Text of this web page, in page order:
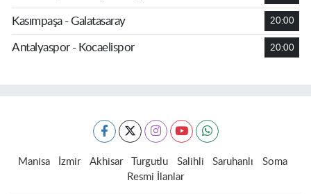
Kasımpaşa - Galatasaray 20:00
Antalyaspor - Kocaelispor 20:00
Manisa İzmir Akhisar Turgutlu Salihli Saruhanlı
Soma
Resmi İlanlar